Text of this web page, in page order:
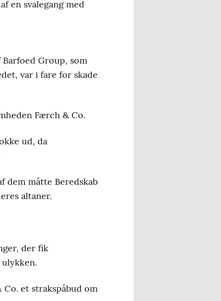
en svalegang med
Barfoed Group, som
var i fare for skade
Færch & Co.
ud, da
dem måtte Beredskab
altaner.
der fik
ulykken.
et strakspåbud om